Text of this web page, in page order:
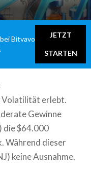
bei Bitvavo
JETZT
STARTEN
erlebt.
Gewinne
die $64.000
Während dieser
keine Ausnahme.